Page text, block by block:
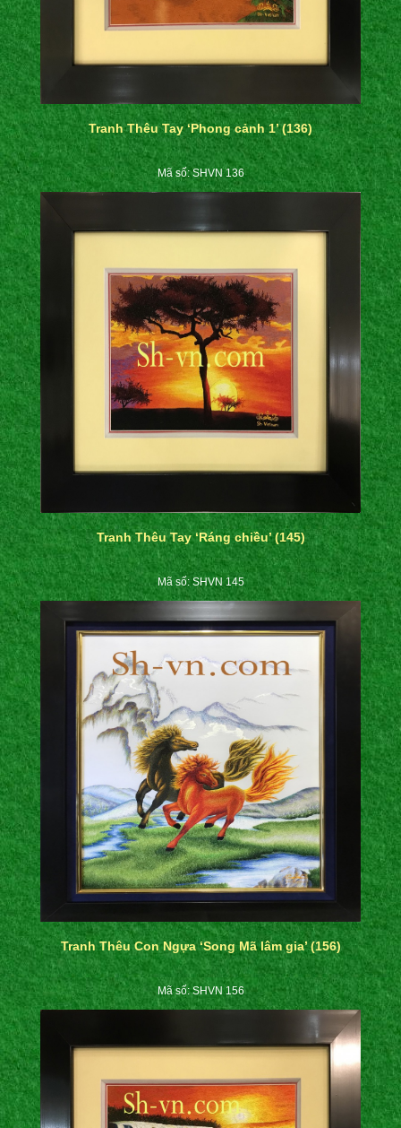
Tranh Thêu Tay ‘Phong cảnh 1’ (136)
Mã số: SHVN 136
Tranh Thêu Tay ‘Ráng chiều’ (145)
Mã số: SHVN 145
Tranh Thêu Con Ngựa ‘Song Mã lâm gia’ (156)
Mã số: SHVN 156